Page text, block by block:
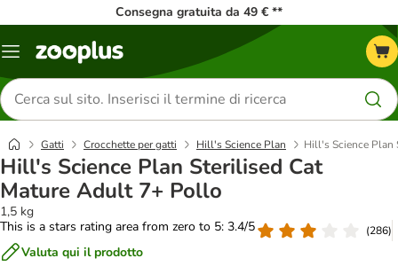
Consegna gratuita da 49 € **
Overview
Cerca
prodotti
Gatti Crocchette per gatti Hill's Science Plan Hill's Science
Hill's Science Plan Sterilised Cat
Mature Adult 7+ Pollo
1,5 kg
This is a stars rating area from zero to 5: 3.4/5
(286)
Valuta qui il prodotto